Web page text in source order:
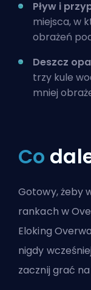
Pływ i
miejsca, w
obrażeń
Deszcz
trzy kule
mniej
Co
Gotowy, żeby
rankach w
Eloking
nigdy
zacznij grać